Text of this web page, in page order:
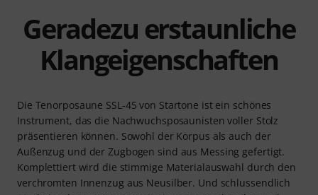
Geradezu erstaunliche
Klangeigenschaften
Die Tenorposaune SSL-45 von Startone ist ein schönes
Instrument, das die Nachwuchsposaunisten voller Stolz
präsentieren können. Sowohl der Korpus als auch der
Außenzug und der Zugbogen sind aus Messing gefertigt.
Komplettiert wird die stimmige Materialauswahl durch den
verchromten Innenzug aus Neusilber. Und schlussendlich